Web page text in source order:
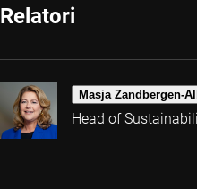
Relatori
Masja Zandbergen-
Head of